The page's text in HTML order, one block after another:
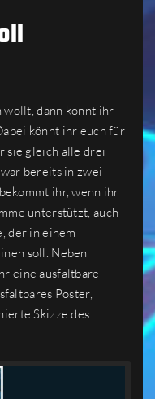
dann könnt ihr
könnt ihr euch für
sie gleich alle drei
bereits in zwei
ihr, wenn ihr
unterstützt, auch
der in einem
soll. Neben
eine ausfaltbare
Poster,
Skizze des